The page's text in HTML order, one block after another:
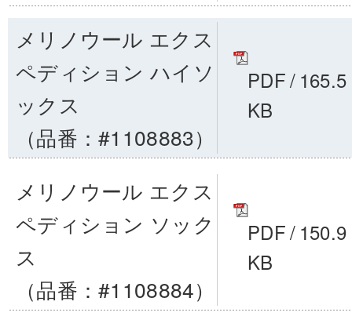
メリノウール エクス
ペディション ハイソ
ックス
（品番：#1108883）
PDF/ 165.5
KB
メリノウール エクス
ペディション ソック
ス
（品番：#1108884）
PDF/ 150.9
KB